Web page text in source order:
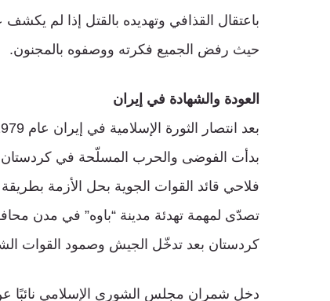
باعتقال القذافي وتهديده بالقتل إذا لم
حيث رفض الجميع فكرته ووصفوه بالمجنون.
العودة والشهادة في إيران
بدأت الفوضى والحرب المسلّحة في كردستان
فلاحي قائد القوات الجوية بحل الأزمة
تصدّى لمهمة تهدئة مدينة “باوه” في مدن
كردستان بعد تدخّل الجيش وصمود القوات
دخل شمران مجلس الشورى الإسلامي نائبًا عن